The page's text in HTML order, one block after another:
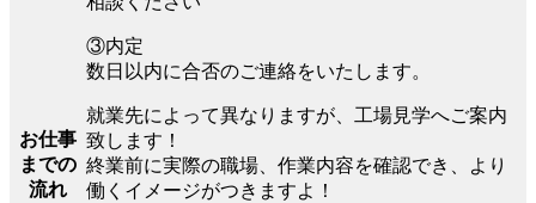
お仕事
までの
流れ
③内定
数日以内に合否のご連絡をいたします。
就業先によって異なりますが、工場見学へご案内
致します！
終業前に実際の職場、作業内容を確認でき、より
働くイメージがつきますよ！